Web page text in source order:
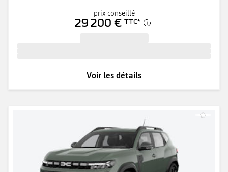
prix conseillé
29 200 € TTC*
Voir les détails